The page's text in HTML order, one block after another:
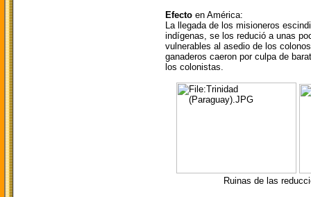
Efecto en América:
La llegada de los misioneros
indígenas, se los redució a unas
vulnerables al asedio de los
ganaderos caeron por culpa de
los colonistas.
Ruinas de las